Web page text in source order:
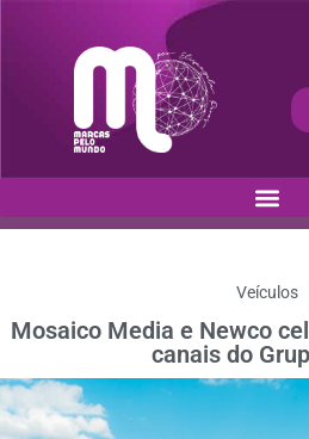
Veículos
Mosaico Media e Newco
canais do